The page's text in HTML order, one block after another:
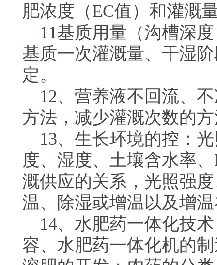
肥浓度（EC值）和灌溉
11基质用量（沟槽深
基质一次灌溉量、干湿
定。
12、营养液不回流、
方法，减少灌溉次数的
13、生长环境的控：
度、湿度、土壤含水率
溉供应的关系，光照强
温、除湿或增温以及增
14、水肥药一体化技
容、水肥药一体化机的